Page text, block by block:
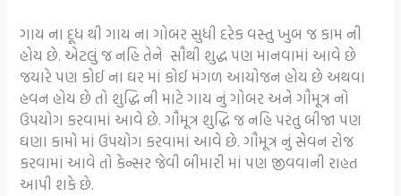
ગાય ના દૂધ થી ગાય ના ગોબર સુધી દરેક વસ્તુ ખુબ જ કામ ની
હોય છે. એટલું જ નહિ તેને સૌથી શુદ્ધ પણ માનવામાં આવે છે
જયારે પણ કોઈ ના ઘર માં કોઈ મંગળ આયોજન હોય છે અથવા
હવન હોય છે તો શુદ્ધિ ની માટે ગાય નું ગોબર અને ગૌમૂત્ર નો
ઉપયોગ કરવામાં આવે છે. ગૌમૂત્ર શુદ્ધિ જ નહિ પરંતુ બીજા પણ
ઘણા કામો માં ઉપયોગ કરવામાં આવે છે. ગૌમૂત્ર નું સેવન રોજ
કરવામાં આવે તો કેન્સર જેવી બીમારી માં પણ જીવવાની રાહત
આપી શકે છે.